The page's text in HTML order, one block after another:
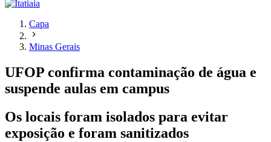
Capa
Minas Gerais
UFOP confirma contaminação de água e
suspende aulas em campus
Os locais foram isolados para evitar
exposição e foram sanitizados